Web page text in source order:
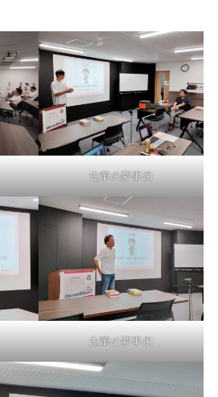
先輩の夢事例
先輩の夢事例